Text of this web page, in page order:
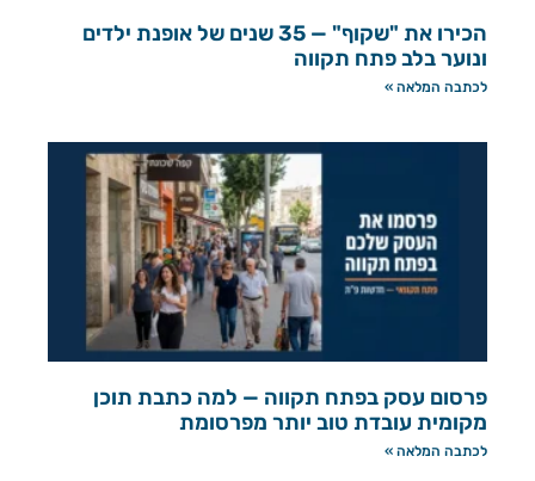
הכירו את "שקוף" — 35 שנים של אופנת ילדים
ונוער בלב פתח תקווה
לכתבה המלאה »
פרסום עסק בפתח תקווה — למה כתבת תוכן
מקומית עובדת טוב יותר מפרסומת
לכתבה המלאה »